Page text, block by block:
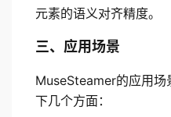
元素的语义对齐精度。
三、应用场景
MuseSteamer的应用场
下几个方面：